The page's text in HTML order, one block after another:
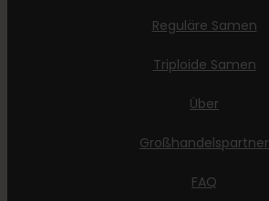
Reguläre Samen
Triploide Samen
Über
Großhandelspartner
FAQ